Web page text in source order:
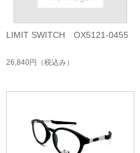
LIMIT SWITCH OX5121-0455
26,840円 （税込み）